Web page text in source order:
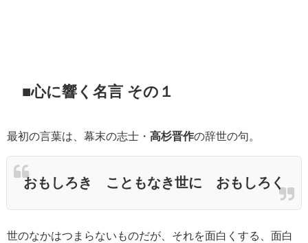
■心に響く名言 その１
最初の言葉は、幕末の志士・ 高杉晋作の辞世の句。
おもしろき こともなき世に おもしろく
世のなかはつまらないものだが、それを面白くする、面白